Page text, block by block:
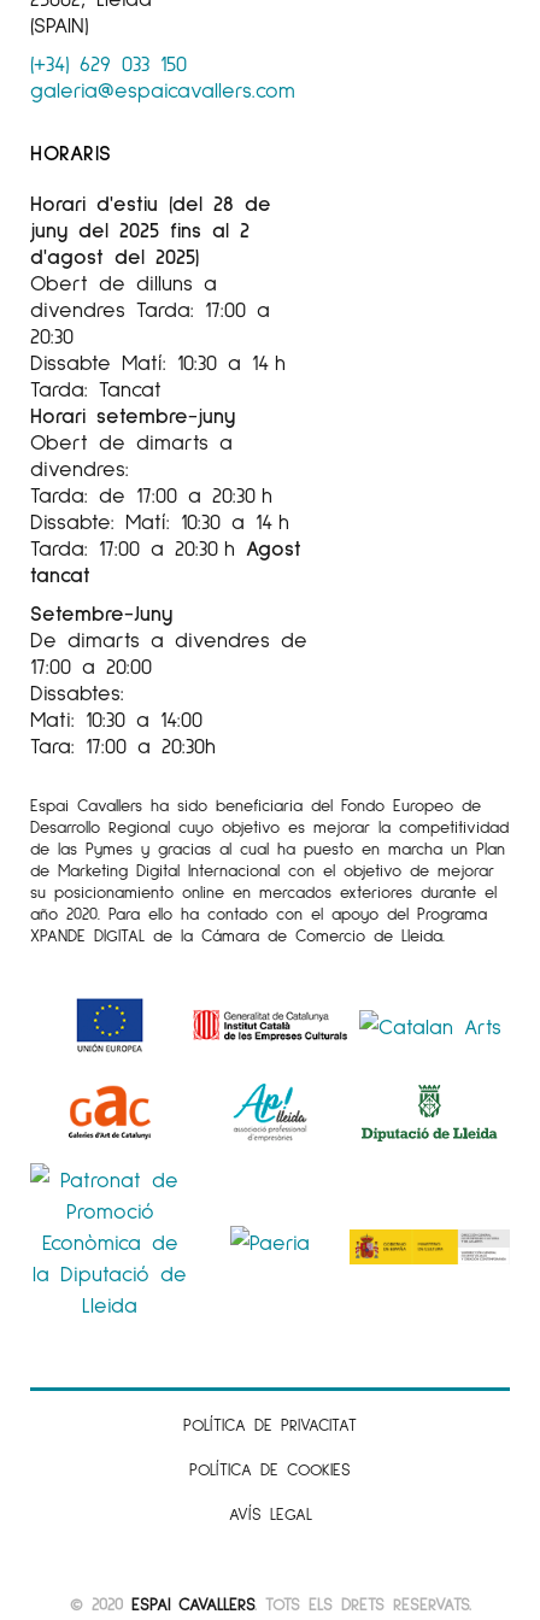
l'escultor Jaume de Córdoba i la pintora
Mònica Castanys a realitzar aquesta exposició.
Creant peces sobre el passeig com a
activitat alliberadora i pensants. Amb pintures
acosten a un món de sensacions quotidianes.
L'exposicióObservant el camí de la mà de
RobertWalser, estarà disponible del 6 de
novembre de 2020 fins al 6 de desembre del
2020. AEspai Cavallers Gallery
(SPAIN)
(+34) 629 033 150
galeria@espaicavallers.com
HORARIS
Horari d'estiu (del 28 de
juny del 2025 fins al 2
d'agost del 2025)
Obert de dilluns a
divendres Tarda: 17:00 a
20:30
Dissabte Matí: 10:30 a 14 h
Tarda: Tancat
Horari setembre-juny
Obert de dimarts a
divendres:
Tarda: de 17:00 a 20:30 h
Dissabte: Matí: 10:30 a 14 h
Tarda: 17:00 a 20:30 h Agost
tancat
Setembre-Juny
De dimarts a divendres de
17:00 a 20:00
Dissabtes:
Mati: 10:30 a 14:00
Tara: 17:00 a 20:30h
Espai Cavallers ha sido beneficiaria del Fondo Europeo de
Desarrollo Regional cuyo objetivo es mejorar la competitividad
de las Pymes y gracias al cual ha puesto en marcha un Plan
de Marketing Digital Internacional con el objetivo de mejorar
su posicionamiento online en mercados exteriores durante el
año 2020. Para ello ha contado con el apoyo del Programa
XPANDE DIGITAL de la Cámara de Comercio de Lleida.
POLÍTICA DE PRIVACITAT
POLÍTICA DE COOKIES
AVÍS LEGAL
© 2020 ESPAI CAVALLERS. TOTS ELS DRETS RESERVATS.